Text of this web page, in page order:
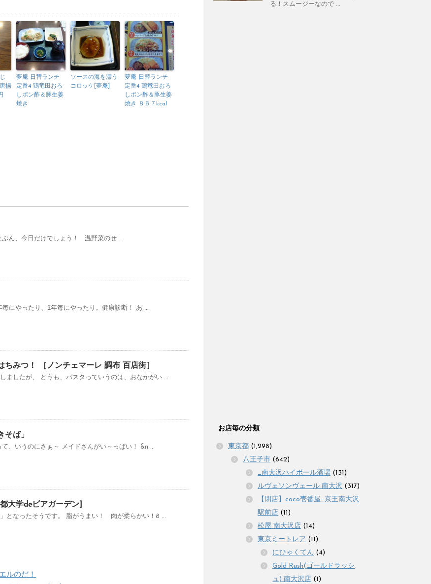
揚
夢庵 日替ランチ
定番4 鶏竜田おろ
しポン酢＆豚生姜
焼き
ソースの海を漂う
コロッケ[夢庵]
夢庵 日替ランチ
定番4 鶏竜田おろ
しポン酢＆豚生姜
焼き ８６７kcal
ぶん、今日だけでしょう！ 温野菜のせ ...
毎にやったり、2年毎にやったり。健康診断！ あ ...
ちみつ！ ［ノンチェマーレ 調布 百店街］
ましたが、 どうも、パスタっていうのは、おなかがい ...
そば」
、いうのにさぁ～ メイドさんがい～っぱい！ &n ...
大学deビアガーデン]
となったそうです。 脂がうまい！ 肉が柔らかい！8 ...
ルのだ！
る！スムージーなので ...
お店毎の分類
東京都 (1,298)
八王子市 (642)
_南大沢ハイボール酒場 (131)
ルヴェソンヴェール 南大沢 (317)
【閉店】coco壱番屋_京王南大沢
駅前店 (11)
松屋 南大沢店 (14)
東京ミートレア (11)
にひゃくてん (4)
Gold Rush(ゴールドラッシ
ュ) 南大沢店 (1)